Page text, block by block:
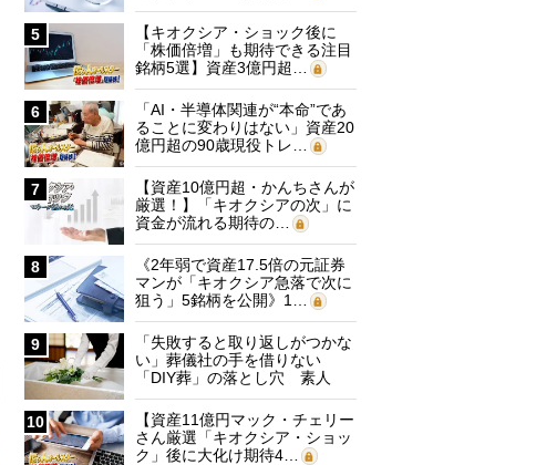
5
【キオクシア・ショック後に
「株価倍増」も期待できる注目
銘柄5選】資産3億円超…
6
「AI・半導体関連が“本命”であ
ることに変わりはない」資産20
億円超の90歳現役トレ…
7
【資産10億円超・かんちさんが
厳選！】「キオクシアの次」に
資金が流れる期待の…
8
《2年弱で資産17.5倍の元証券
マンが「キオクシア急落で次に
狙う」5銘柄を公開》1…
9
「失敗すると取り返しがつかな
い」葬儀社の手を借りない
「DIY葬」の落とし穴 素人
に…
10
【資産11億円マック・チェリー
さん厳選「キオクシア・ショッ
ク」後に大化け期待4…